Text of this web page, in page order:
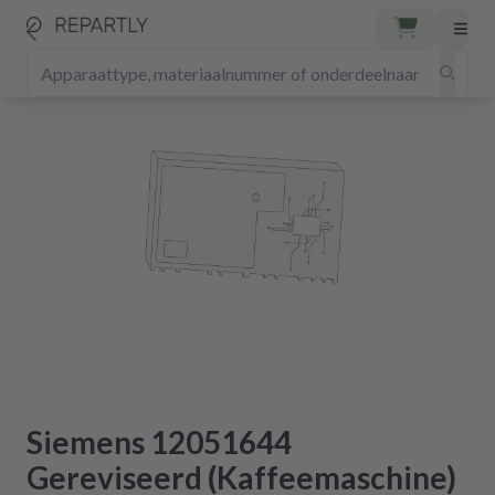
Siemens 12051644
Gereviseerd (Kaffeemaschine)